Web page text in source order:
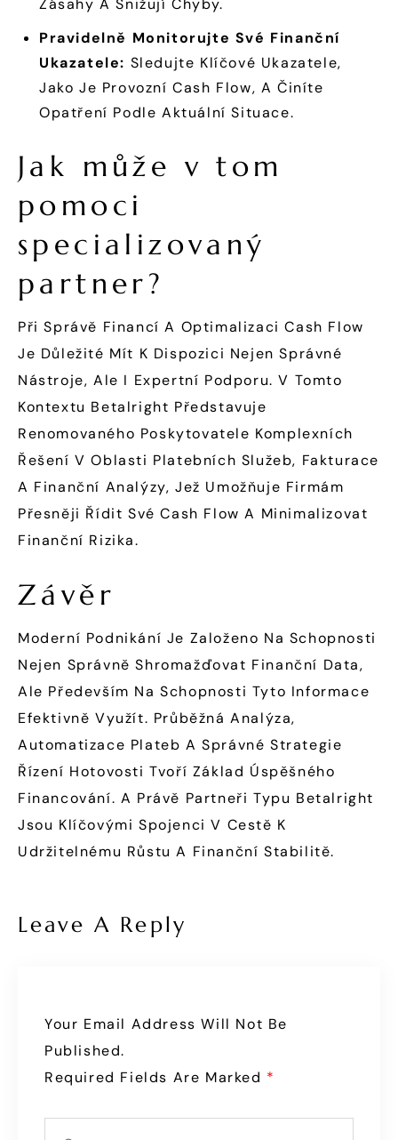
Zásahy A Snižují Chyby.
Pravidelně Monitorujte Své Finanční
Ukazatele: Sledujte Klíčové Ukazatele,
Jako Je Provozní Cash Flow, A Činíte
Opatření Podle Aktuální Situace.
Jak může v tom
pomoci
specializovaný
partner?
Při Správě Financí A Optimalizaci Cash Flow
Je Důležité Mít K Dispozici Nejen Správné
Nástroje, Ale I Expertní Podporu. V Tomto
Kontextu Betalright Představuje
Renomovaného Poskytovatele Komplexních
Řešení V Oblasti Platebních Služeb, Fakturace
A Finanční Analýzy, Jež Umožňuje Firmám
Přesněji Řídit Své Cash Flow A Minimalizovat
Finanční Rizika.
Závěr
Moderní Podnikání Je Založeno Na Schopnosti
Nejen Správně Shromažďovat Finanční Data,
Ale Především Na Schopnosti Tyto Informace
Efektivně Využít. Průběžná Analýza,
Automatizace Plateb A Správné Strategie
Řízení Hotovosti Tvoří Základ Úspěšného
Financování. A Právě Partneři Typu Betalright
Jsou Klíčovými Spojenci V Cestě K
Udržitelnému Růstu A Finanční Stabilitě.
Leave A Reply
Your Email Address Will Not Be
Published.
Required Fields Are Marked *